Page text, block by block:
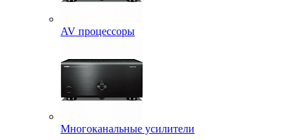
AV процессоры
Многоканальные усилители